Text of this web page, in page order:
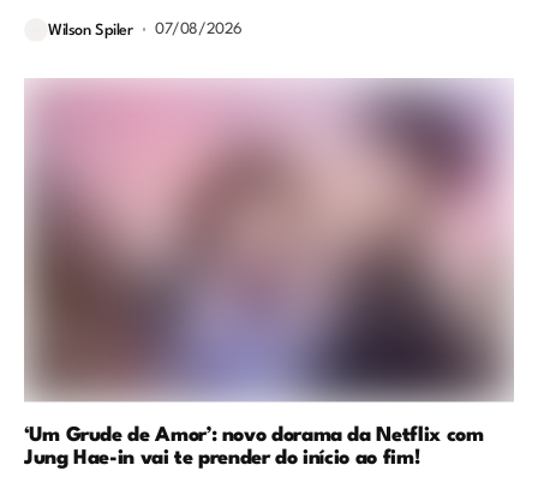
Wilson Spiler 07/08/2026
‘Um Grude de Amor’: novo dorama da Netflix com
Jung Hae-in vai te prender do início ao fim!